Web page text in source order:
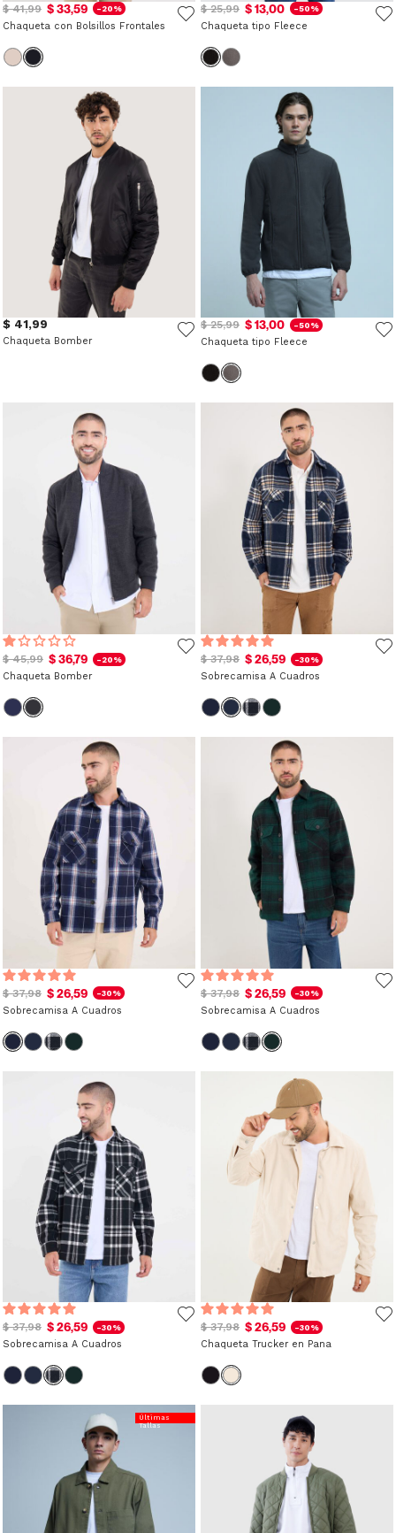
$ 41,99 $ 33,59 -20%
Chaqueta con Bolsillos Frontales
$ 25,99 $ 13,00 -50%
Chaqueta tipo Fleece
$ 41,99
Chaqueta Bomber
$ 25,99 $ 13,00 -50%
Chaqueta tipo Fleece
$ 45,99 $ 36,79 -20%
Chaqueta Bomber
$ 37,98 $ 26,59 -30%
Sobrecamisa A Cuadros
$ 37,98 $ 26,59 -30%
Sobrecamisa A Cuadros
$ 37,98 $ 26,59 -30%
Sobrecamisa A Cuadros
$ 37,98 $ 26,59 -30%
Sobrecamisa A Cuadros
$ 37,98 $ 26,59 -30%
Chaqueta Trucker en Pana
Últimas
Tallas